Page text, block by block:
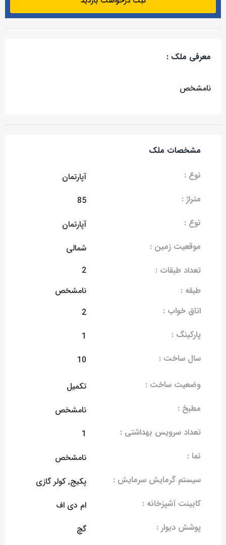
معرفی ملک :
نامشخص
مشخصات ملک
نوع :
آپارتمان
متراژ :
85
نوع :
آپارتمان
موقعیت زمین :
شمالی
تعداد طبقات :
2
طبقه :
نامشخص
اتاق خواب :
2
پارکینگ :
1
سال ساخت :
10
وضعیت ساخت :
تکمیل
مطبخ :
نامشخص
تعداد سرویس بهداشتی :
1
نما :
نامشخص
سیستم گرمایش سرمایش :
پکیج, کولر گازی
کابینت آشپزخانه :
ام دی اف
پوشش دیوار :
گچ